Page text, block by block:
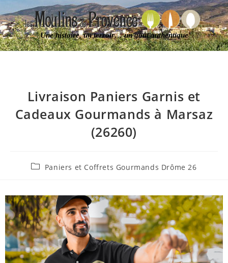
Une histoire, un terroir… un goût authentique
Livraison Paniers Garnis et
Cadeaux Gourmands à Marsaz
(26260)
Paniers et Coffrets Gourmands Drôme 26